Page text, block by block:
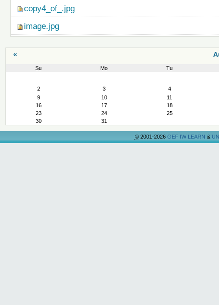
copy4_of_.jpg
image.jpg
«
Su Mo Tu
2 3
4
9
10
11
16
17
18
23
24
25
30
31
©2001-2026 GEF IW:LEARN &